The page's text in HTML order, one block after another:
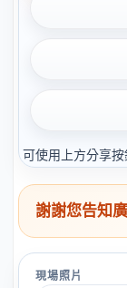
可使用上方分享按
謝謝您告知
現場照片